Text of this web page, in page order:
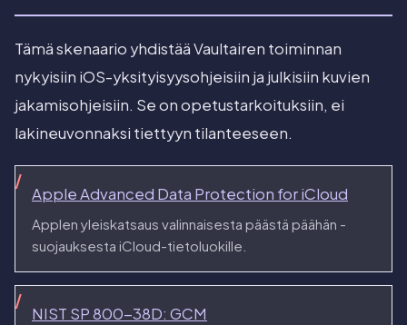
Tämä skenaario yhdistää Vaultairen toiminnan
nykyisiin iOS-yksityisyysohjeisiin ja julkisiin kuvien
jakamisohjeisiin. Se on opetustarkoituksiin, ei
lakineuvonnaksi tiettyyn tilanteeseen.
Apple Advanced Data Protection for iCloud
Applen yleiskatsaus valinnaisesta päästä päähän -
suojauksesta iCloud-tietoluokille.
NIST SP 800-38D: GCM